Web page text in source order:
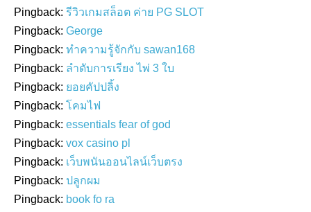
Pingback: รีวิวเกมสล็อต ค่าย PG SLOT
Pingback: George
Pingback: ทำความรู้จักกับ sawan168
Pingback: ลำดับการเรียง ไพ่ 3 ใบ
Pingback: ยอยคัปปลิ้ง
Pingback: โคมไฟ
Pingback: essentials fear of god
Pingback: vox casino pl
Pingback: เว็บพนันออนไลน์เว็บตรง
Pingback: ปลูกผม
Pingback: book fo ra